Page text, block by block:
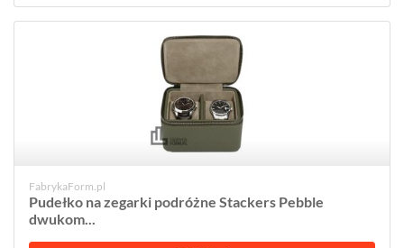
FabrykaForm.pl
Pudełko na zegarki podróżne Stackers Pebble
dwukom...